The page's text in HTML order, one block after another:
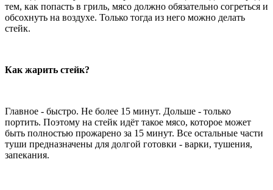
тем, как попасть в гриль, мясо должно обязательно согреться и
обсохнуть на воздухе. Только тогда из него можно делать
стейк.
Как жарить стейк?
Главное - быстро. Не более 15 минут. Дольше - только
портить. Поэтому на стейк идёт такое мясо, которое может
быть полностью прожарено за 15 минут. Все остальные части
туши предназначены для долгой готовки - варки, тушения,
запекания.